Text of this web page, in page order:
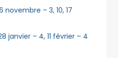
novembre – 3, 10, 17
janvier – 4, 11 février – 4